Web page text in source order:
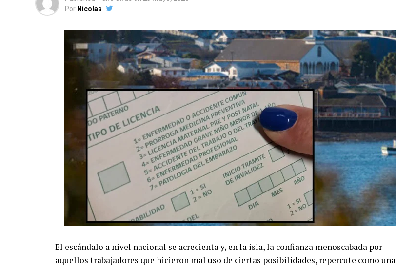
Por Nicolas
El escándalo a nivel nacional se acrecienta y, en la isla, la confianza menoscabada por
aquellos trabajadores que hicieron mal uso de ciertas posibilidades, repercute como una